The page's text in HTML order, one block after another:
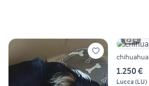
4
chihuahua
1.250 €
Lucca (LU)